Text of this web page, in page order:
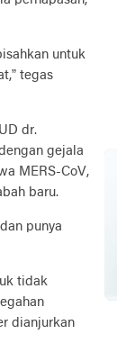
untuk
tegas
dr.
gejala
MERS-CoV,
baru.
punya
tidak
dianjurkan